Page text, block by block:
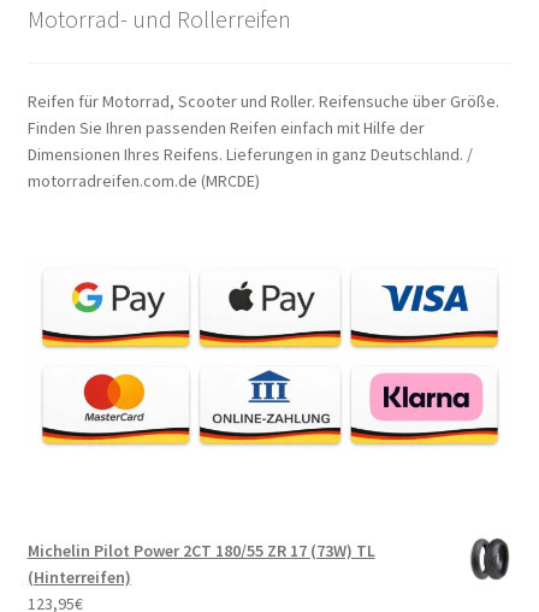
Motorrad- und Rollerreifen
Reifen für Motorrad, Scooter und Roller. Reifensuche über Größe.
Finden Sie Ihren passenden Reifen einfach mit Hilfe der
Dimensionen Ihres Reifens. Lieferungen in ganz Deutschland. /
motorradreifen.com.de (MRCDE)
Michelin Pilot Power 2CT 180/55 ZR 17 (73W) TL
(Hinterreifen)
123,95€